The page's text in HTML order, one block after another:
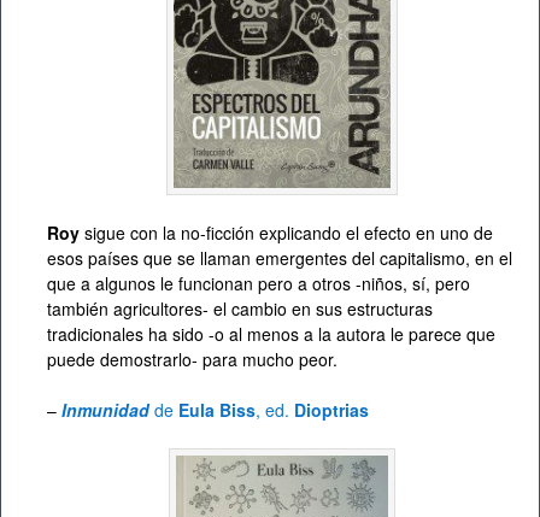
Roy sigue con la no-ficción explicando el efecto en uno de
esos países que se llaman emergentes del capitalismo, en el
que a algunos le funcionan pero a otros -niños, sí, pero
también agricultores- el cambio en sus estructuras
tradicionales ha sido -o al menos a la autora le parece que
puede demostrarlo- para mucho peor.
– Inmunidad de Eula Biss, ed. Dioptrias